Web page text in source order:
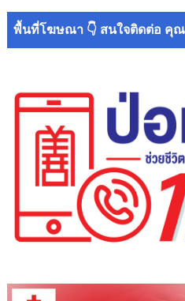
พื้นที่โฆษณา 👇 สนใจติดต่อ คุ